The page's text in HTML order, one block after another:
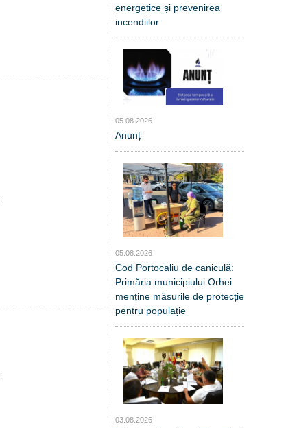
energetice și prevenirea
incendiilor
05.08.2026
Anunț
05.08.2026
Cod Portocaliu de caniculă:
Primăria municipiului Orhei
menține măsurile de protecție
pentru populație
03.08.2026